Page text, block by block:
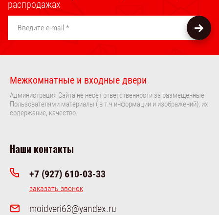
распродажах
Межкомнатные и входные двери
Администрация Сайта не несет ответственности за размещенные
Пользователями материалы ( в т.ч информации и изображений), их
содержание, качество.
Наши контакты
+7 (927) 610-03-33
заказать звонок
moidveri63@yandex.ru